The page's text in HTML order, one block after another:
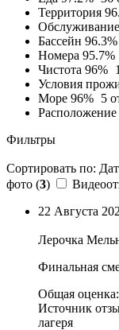
Территория
Обслуживание
Бассейн 96.3%
Номера 95.7%
Чистота 96%
Условия
Море 96% 5
Расположение
Фильтры
Сортировать по:
фото (3)
22 Августа
Лерочка
Финальная
Общая оценка:
Источник
лагеря